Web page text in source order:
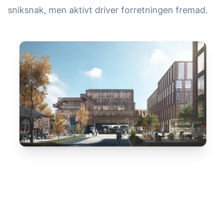
sniksnak, men aktivt driver forretningen fremad.